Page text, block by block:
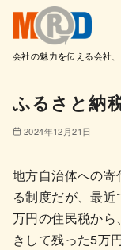
会社の魅力を伝える会社
ふるさと納
2024年12月21日
地方自治体への
る制度だが、最
万円の住民税か
きして残った5万